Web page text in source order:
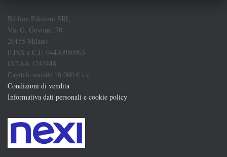
Biblion Edizioni SRL
Via G. Govone, 70
20155 Milano
P.IVA e C.F. 04430980963
CCIAA 1747448
Capitale sociale 10.000 € i.v.
Condizioni di vendita
Informativa dati personali e cookie policy